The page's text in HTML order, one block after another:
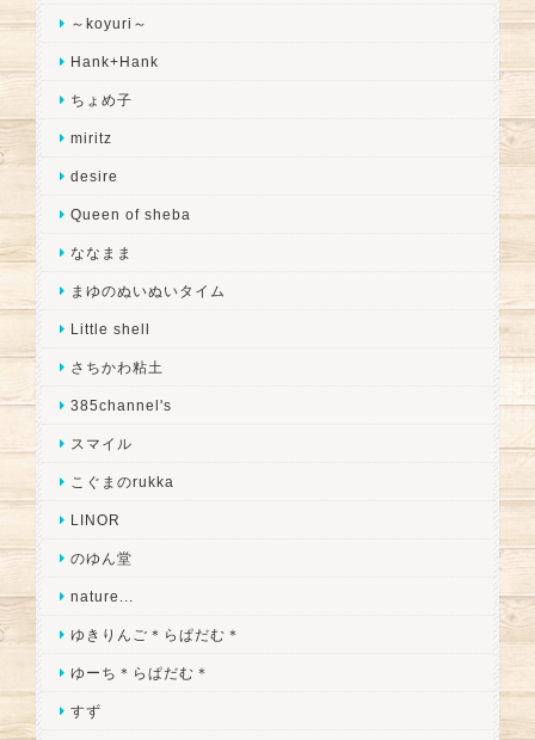
～koyuri～
Hank+Hank
ちょめ子
miritz
desire
Queen of sheba
ななまま
まゆのぬいぬいタイム
Little shell
さちかわ粘土
385channel's
スマイル
こぐまのrukka
LINOR
のゆん堂
nature...
ゆきりんご＊らぱだむ＊
ゆーち＊らぱだむ＊
すず